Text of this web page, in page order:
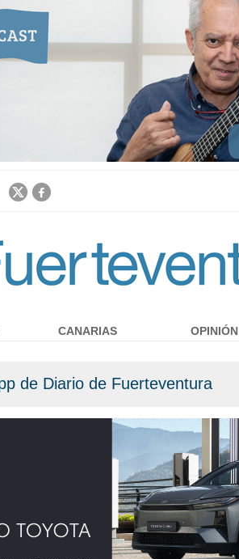
to navigation
de Diario de Fuerteventura
CANARIAS OPINIÓN